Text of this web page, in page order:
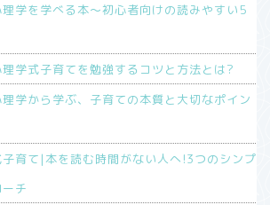
理学を学べる本～初心者向けの読みやすい5
理学式子育てを勉強するコツと方法とは?
学から学ぶ、子育ての本質と大切なポイン
子育て|本を読む時間がない人へ!3つのシンプ
チ